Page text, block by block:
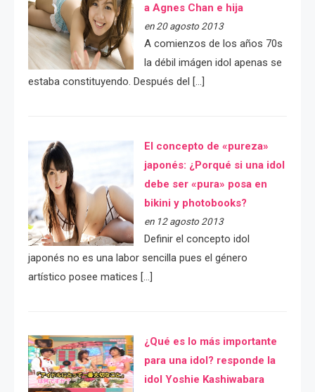
a Agnes Chan e hija
en 20 agosto 2013
A comienzos de los años 70s
la débil imágen idol apenas se
estaba constituyendo. Después del […]
El concepto de «pureza»
japonés: ¿Porqué si una idol
debe ser «pura» posa en
bikini y photobooks?
en 12 agosto 2013
Definir el concepto idol
japonés no es una labor sencilla pues el género
artístico posee matices […]
¿Qué es lo más importante
para una idol? responde la
idol Yoshie Kashiwabara